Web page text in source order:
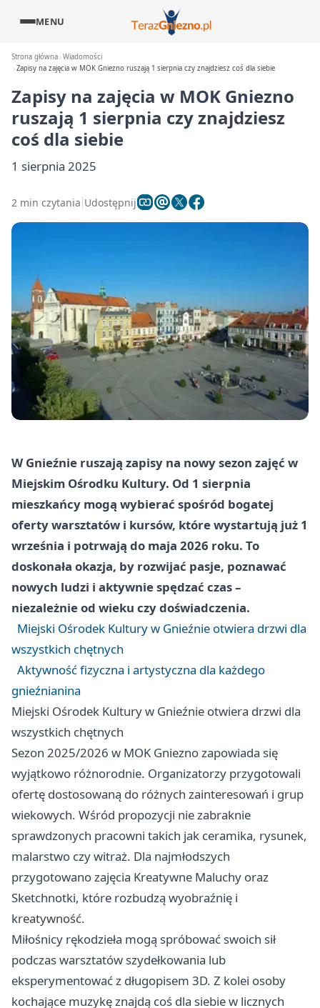
MENU
Strona główna Wiadomości
Zapisy na zajęcia w MOK Gniezno ruszają 1 sierpnia czy znajdziesz coś dla siebie
Zapisy na zajęcia w MOK Gniezno
ruszają 1 sierpnia czy znajdziesz
coś dla siebie
1 sierpnia 2025
2 min czytania Udostępnij
W Gnieźnie ruszają zapisy na nowy sezon zajęć w
Miejskim Ośrodku Kultury. Od 1 sierpnia
mieszkańcy mogą wybierać spośród bogatej
oferty warsztatów i kursów, które wystartują już 1
września i potrwają do maja 2026 roku. To
doskonała okazja, by rozwijać pasje, poznawać
nowych ludzi i aktywnie spędzać czas –
niezależnie od wieku czy doświadczenia.
Miejski Ośrodek Kultury w Gnieźnie otwiera drzwi dla
wszystkich chętnych
Aktywność fizyczna i artystyczna dla każdego
gnieźnianina
Miejski Ośrodek Kultury w Gnieźnie otwiera drzwi dla
wszystkich chętnych
Sezon 2025/2026 w MOK Gniezno zapowiada się
wyjątkowo różnorodnie. Organizatorzy przygotowali
ofertę dostosowaną do różnych zainteresowań i grup
wiekowych. Wśród propozycji nie zabraknie
sprawdzonych pracowni takich jak ceramika, rysunek,
malarstwo czy witraż. Dla najmłodszych
przygotowano zajęcia Kreatywne Maluchy oraz
Sketchnotki, które rozbudzą wyobraźnię i
kreatywność.
Miłośnicy rękodzieła mogą spróbować swoich sił
podczas warsztatów szydełkowania lub
eksperymentować z długopisem 3D. Z kolei osoby
kochające muzykę znajdą coś dla siebie w licznych